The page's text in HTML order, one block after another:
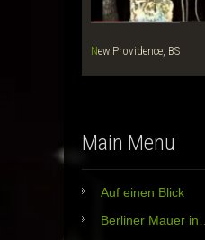
New Providence, BS
Main Menu
Auf einen Blick
Berliner Mauer in…